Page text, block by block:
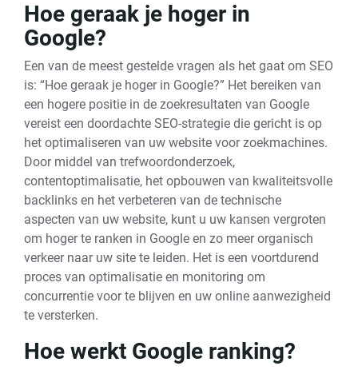
Hoe geraak je hoger in
Google?
Een van de meest gestelde vragen als het gaat om SEO
is: “Hoe geraak je hoger in Google?” Het bereiken van
een hogere positie in de zoekresultaten van Google
vereist een doordachte SEO-strategie die gericht is op
het optimaliseren van uw website voor zoekmachines.
Door middel van trefwoordonderzoek,
contentoptimalisatie, het opbouwen van kwaliteitsvolle
backlinks en het verbeteren van de technische
aspecten van uw website, kunt u uw kansen vergroten
om hoger te ranken in Google en zo meer organisch
verkeer naar uw site te leiden. Het is een voortdurend
proces van optimalisatie en monitoring om
concurrentie voor te blijven en uw online aanwezigheid
te versterken.
Hoe werkt Google ranking?